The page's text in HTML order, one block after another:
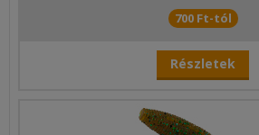
700 Ft-tól
Részletek